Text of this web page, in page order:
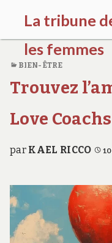
La tribune
les femmes
a
t
i
n
o
m
e
n
s
BIEN-ÊTRE
Trouvez
Love Coachs
par KAEL RICCO